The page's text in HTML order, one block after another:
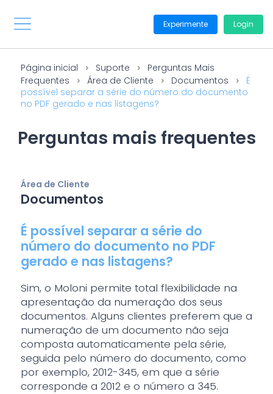
Experimente Login
Página inicial Suporte
Perguntas Mais
Frequentes
Área de Cliente Documentos
É
possível separar a série do número do documento
no PDF gerado e nas listagens?
Perguntas mais frequentes
Área de Cliente
Documentos
É possível separar a série do
número do documento no PDF
gerado e nas listagens?
Sim, o Moloni permite total flexibilidade na
apresentação da numeração dos seus
documentos. Alguns clientes preferem que a
numeração de um documento não seja
composta automaticamente pela série,
seguida pelo número do documento, como
por exemplo, 2012-345, em que a série
corresponde a 2012 e o número a 345.